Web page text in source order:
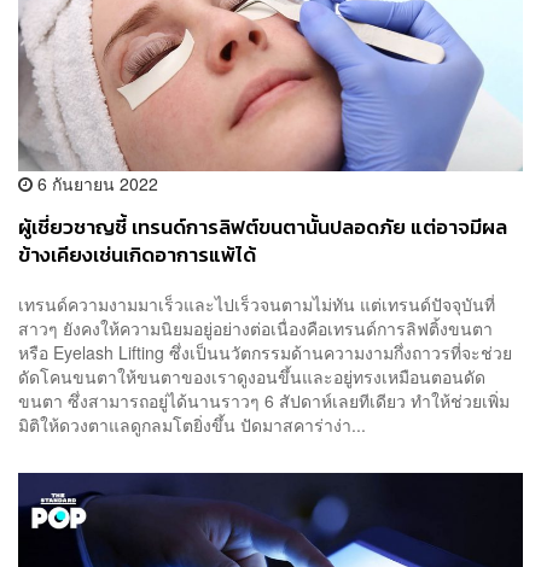
6 กันยายน 2022
ผู้เชี่ยวชาญชี้ เทรนด์การลิฟต์ขนตานั้นปลอดภัย แต่อาจมีผล
ข้างเคียงเช่นเกิดอาการแพ้ได้
เทรนด์ความงามมาเร็วและไปเร็วจนตามไม่ทัน แต่เทรนด์ปัจจุบันที่
สาวๆ ยังคงให้ความนิยมอยู่อย่างต่อเนื่องคือเทรนด์การลิฟติ้งขนตา
หรือ Eyelash Lifting ซึ่งเป็นนวัตกรรมด้านความงามกึ่งถาวรที่จะช่วย
ดัดโคนขนตาให้ขนตาของเราดูงอนขึ้นและอยู่ทรงเหมือนตอนดัด
ขนตา ซึ่งสามารถอยู่ได้นานราวๆ 6 สัปดาห์เลยทีเดียว ทำให้ช่วยเพิ่ม
มิติให้ดวงตาแลดูกลมโตยิ่งขึ้น ปัดมาสคาร่าง่า...